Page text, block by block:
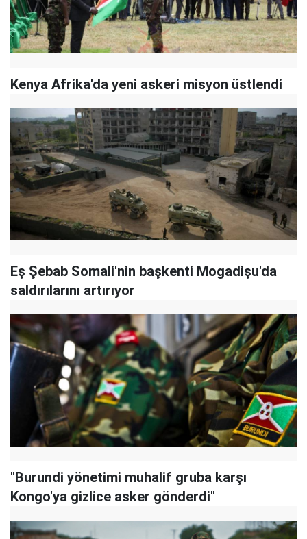
Kenya Afrika'da yeni askeri misyon üstlendi
Eş Şebab Somali'nin başkenti Mogadişu'da
saldırılarını artırıyor
"Burundi yönetimi muhalif gruba karşı
Kongo'ya gizlice asker gönderdi"